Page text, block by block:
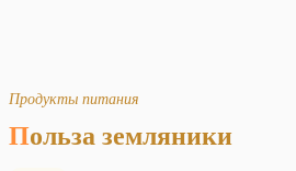
Продукты питания
Польза земляники